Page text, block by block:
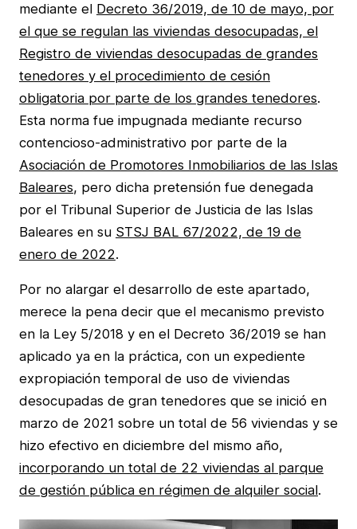
mediante el Decreto 36/2019, de 10 de mayo, por
el que se regulan las viviendas desocupadas, el
Registro de viviendas desocupadas de grandes
tenedores y el procedimiento de cesión
obligatoria por parte de los grandes tenedores.
Esta norma fue impugnada mediante recurso
contencioso-administrativo por parte de la
Asociación de Promotores Inmobiliarios de las Islas
Baleares, pero dicha pretensión fue denegada
por el Tribunal Superior de Justicia de las Islas
Baleares en su STSJ BAL 67/2022, de 19 de
enero de 2022.
Por no alargar el desarrollo de este apartado,
merece la pena decir que el mecanismo previsto
en la Ley 5/2018 y en el Decreto 36/2019 se han
aplicado ya en la práctica, con un expediente
expropiación temporal de uso de viviendas
desocupadas de gran tenedores que se inició en
marzo de 2021 sobre un total de 56 viviendas y se
hizo efectivo en diciembre del mismo año,
incorporando un total de 22 viviendas al parque
de gestión pública en régimen de alquiler social.